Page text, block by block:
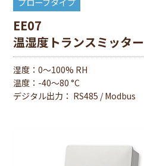
EE07
温湿度トランスミッター
湿度：0〜100% RH
温度：-40〜80 °C
デジタル出力： RS485 / Modbus